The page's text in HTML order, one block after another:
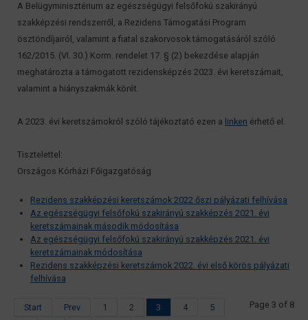
A Belügyminisztérium az egészségügyi felsőfokú szakirányú
szakképzési rendszerről, a Rezidens Támogatási Program
ösztöndíjairól, valamint a fiatal szakorvosok támogatásáról szóló
162/2015. (VI. 30.) Korm. rendelet 17. § (2) bekezdése alapján
meghatározta a támogatott rezidensképzés 2023. évi keretszámait,
valamint a hiányszakmák körét.
A 2023. évi keretszámokról szóló tájékoztató ezen a linken érhető el.
Tisztelettel:
Országos Kórházi Főigazgatóság
Rezidens szakképzési keretszámok 2022 őszi pályázati felhívása
Az egészségügyi felsőfokú szakirányú szakképzés 2021. évi
keretszámainak második módosítása
Az egészségügyi felsőfokú szakirányú szakképzés 2021. évi
keretszámainak módosítása
Rezidens szakképzési keretszámok 2022. évi első körös pályázati
felhívása
Page 3 of 8
Start Prev 1 2 3 4
5